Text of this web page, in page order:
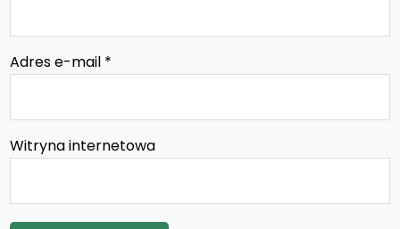
Adres e-mail *
Witryna internetowa